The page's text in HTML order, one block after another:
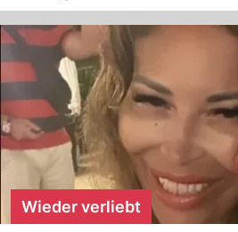
Wieder verliebt